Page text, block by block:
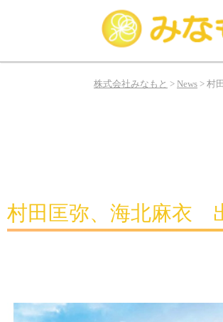
み
ン
ト、
の
株式会社みなもと > News > 村
村田匡弥、海北麻衣